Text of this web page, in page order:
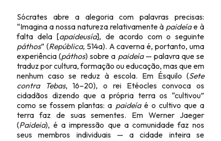
Sócrates abre a alegoria com palavras precisas:
“Imagina a nossa natureza relativamente à paideíae à
falta dela [apaideusía], de acordo com o seguinte
páthos” (República, 514a). A caverna é, portanto, uma
experiência (páthos) sobre a paideía— palavra que se
traduz por cultura, formação ou educação, mas que em
nenhum caso se reduz à escola. Em Ésquilo (Sete
contra Tebas, 16–20), o rei Etéocles convoca os
cidadãos dizendo que a própria terra os “cultivou”
como se fossem plantas: a paideíaé o cultivo que a
terra faz de suas sementes. Em Werner Jaeger
(Paideia), é a impressão que a comunidade faz nos
seus membros individuais — a cidade inteira se